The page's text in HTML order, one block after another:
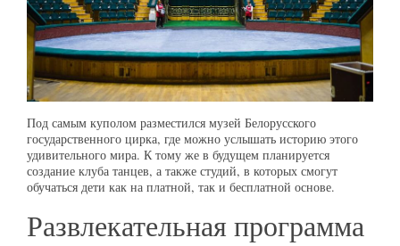
Под самым куполом разместился музей Белорусского
государственного цирка, где можно услышать историю этого
удивительного мира. К тому же в будущем планируется
создание клуба танцев, а также студий, в которых смогут
обучаться дети как на платной, так и бесплатной основе.
Развлекательная программа